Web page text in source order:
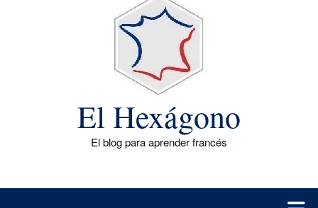
El Hexágono
El blog para aprender francés